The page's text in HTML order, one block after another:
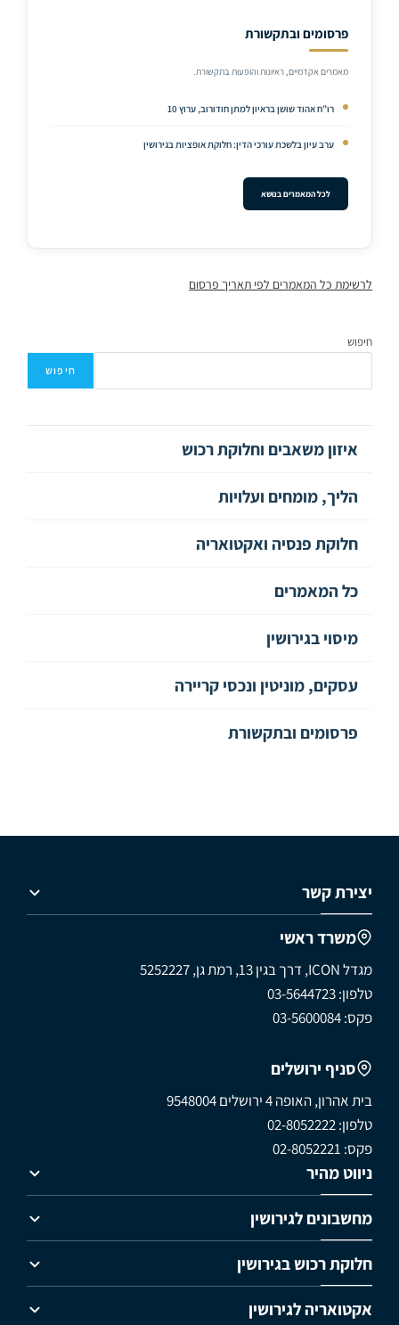
פרסומים ובתקשורת
מאמרים אקדמיים, ראיונות והופעות בתקשורת.
רו”ח אהוד שושן בראיון למתן חודורוב, ערוץ 10
ערב עיון בלשכת עורכי הדין: חלוקת אופציות בגירושין
לכל המאמרים בנושא
לרשימת כל המאמרים לפי תאריך פרסום
חיפוש
חיפוש
איזון משאבים וחלוקת רכוש
הליך, מומחים ועלויות
חלוקת פנסיה ואקטואריה
כל המאמרים
מיסוי בגירושין
עסקים, מוניטין ונכסי קריירה
פרסומים ובתקשורת
יצירת קשר
משרד ראשי
מגדל ICON, דרך בגין 13, רמת גן, 5252227
טלפון: 03-5644723
פקס: 03-5600084
סניף ירושלים
בית אהרון, האופה 4 ירושלים 9548004
טלפון: 02-8052222
פקס: 02-8052221
ניווט מהיר
מחשבונים לגירושין
חלוקת רכוש בגירושין
אקטואריה לגירושין